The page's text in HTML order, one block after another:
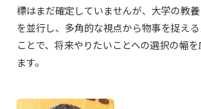
標はまだ確定していませんが、大学の教
を並行し、多角的な視点から物事を捉え
ことで、将来やりたいことへの選択の幅
ます。